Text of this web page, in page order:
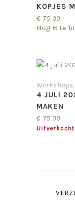
KOPJES
€ 75,00
Nog 6 te
Workshops
4 JULI
MAKEN
€ 75,00